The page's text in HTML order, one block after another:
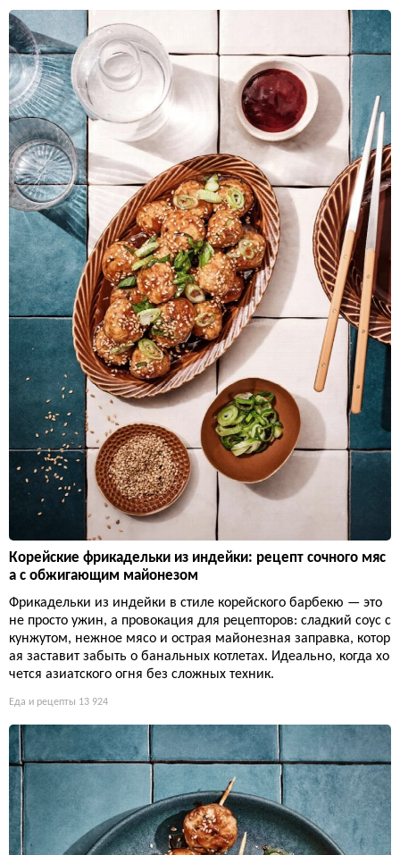
Корейские фрикадельки из индейки: рецепт сочного мяс
а с обжигающим майонезом
Фрикадельки из индейки в стиле корейского барбекю — это
не просто ужин, а провокация для рецепторов: сладкий соус с
кунжутом, нежное мясо и острая майонезная заправка, котор
ая заставит забыть о банальных котлетах. Идеально, когда хо
чется азиатского огня без сложных техник.
Еда и рецепты 13 924